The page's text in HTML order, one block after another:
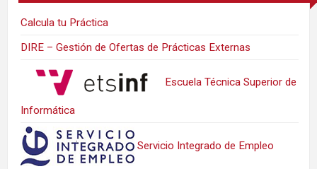
Calcula tu Práctica
DIRE – Gestión de Ofertas de Prácticas Externas
Escuela Técnica Superior de
Informática
Servicio Integrado de Empleo